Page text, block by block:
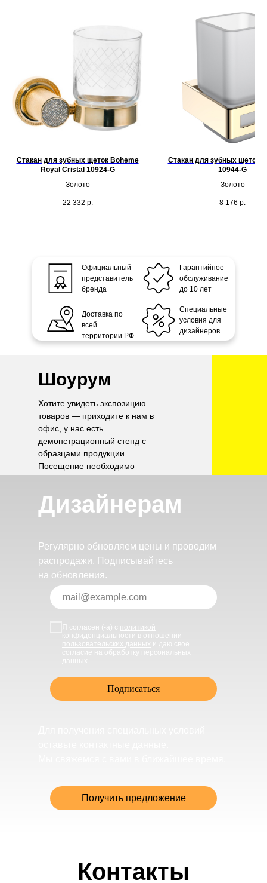
Стакан для зубных щеток Boheme
Royal Cristal 10924-G
Золото
22 332 р.
Стакан для зубных щеток
10944-G
Золото
8 176 р.
Официальный
представитель
бренда
Доставка по
всей
территории РФ
Гарантийное
обслуживание
до 10 лет
Специальные
условия для
дизайнеров
Шоурум
Хотите увидеть экспозицию
товаров — приходите к нам в
офис, у нас есть
демонстрационный стенд с
образцами продукции.
Посещение необходимо
Дизайнерам
Регулярно обновляем цены и проводим
распродажи. Подписывайтесь
на обновления.
Я согласен (-а) с политикой
конфиденциальности в отношении
пользовательских данных и даю свое
согласие на обработку персональных
данных
Подписаться
Получить предложение
Контакты